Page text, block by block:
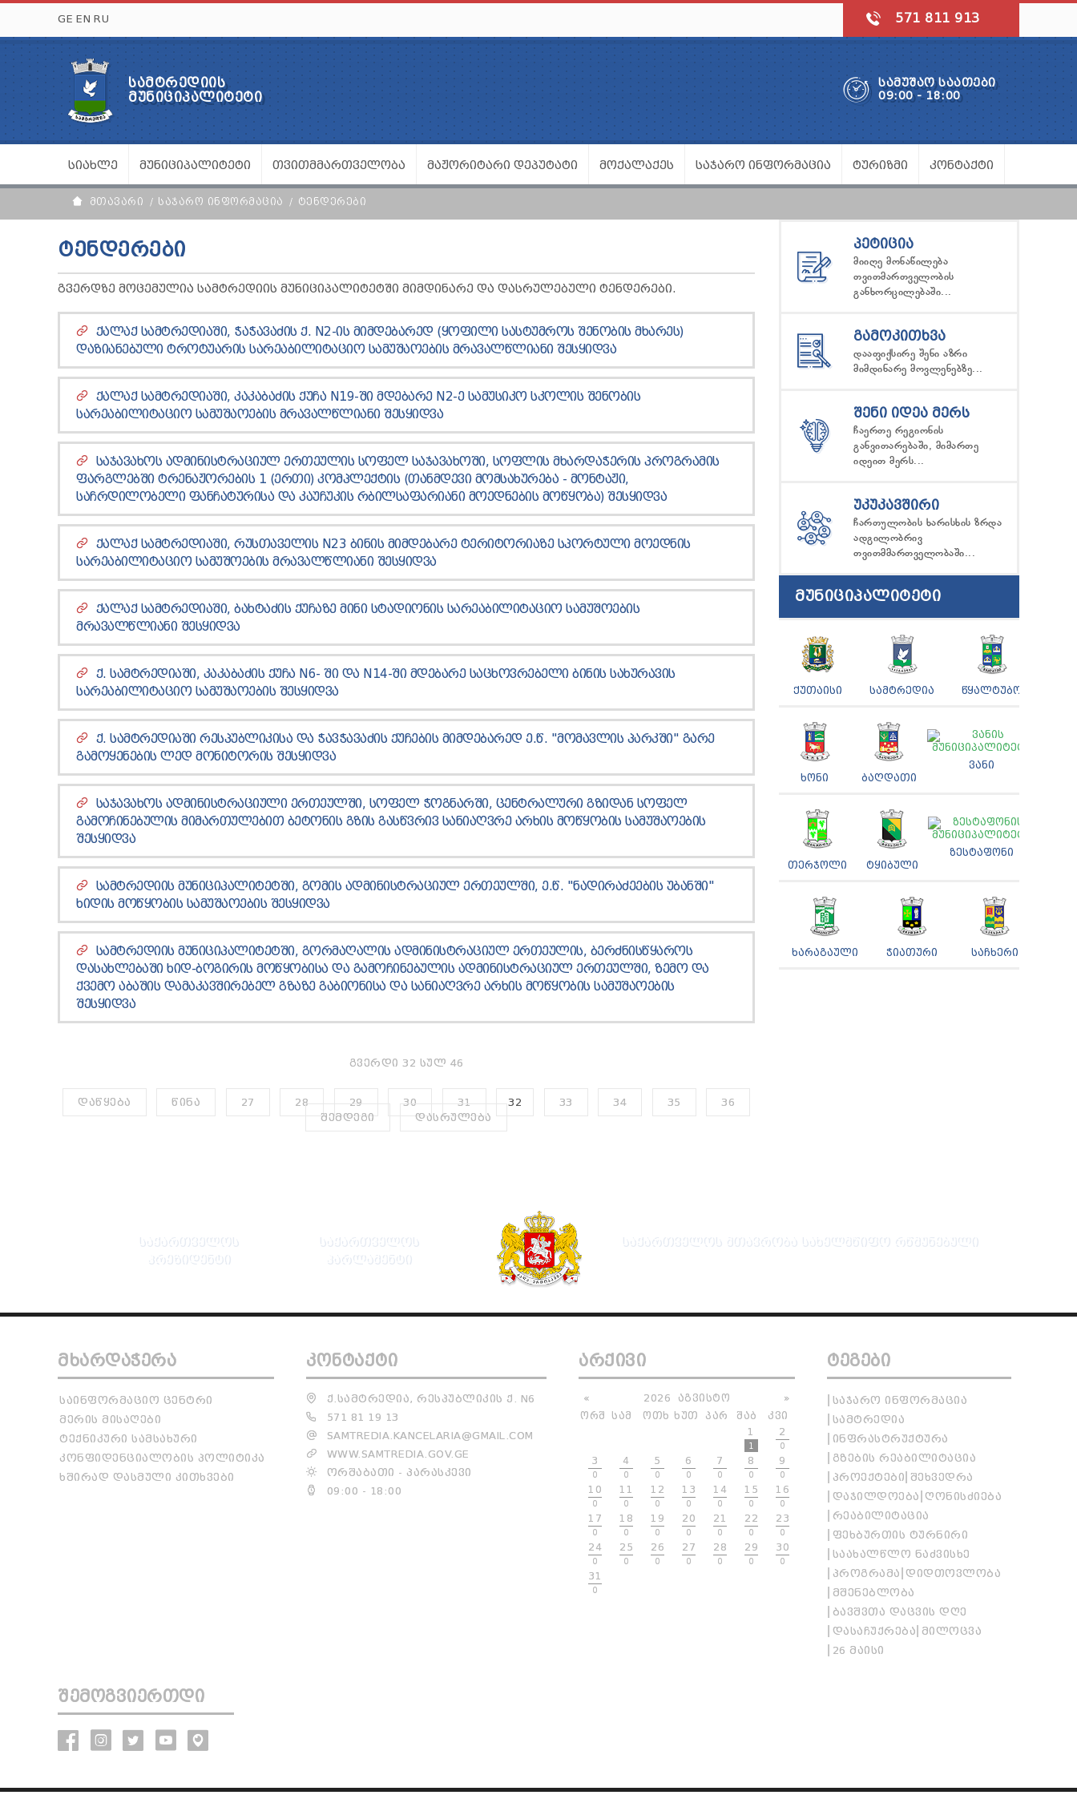
GE EN RU 571 811 913
ᲡᲐᲛᲢᲠᲔᲓᲘᲘᲡ
ᲛᲣᲜᲘᲪᲘᲞᲐᲚᲘᲢᲔᲢᲘ
ᲡᲐᲛᲣᲨᲐᲝ ᲡᲐᲐᲗᲔᲑᲘ
09:00 - 18:00
ᲡᲘᲐᲮᲚᲔ ᲛᲣᲜᲘᲪᲘᲞᲐᲚᲘᲢᲔᲢᲘ ᲗᲕᲘᲗᲛᲛᲐᲠᲗᲕᲔᲚᲝᲑᲐ ᲛᲐᲟᲝᲠᲘᲢᲐᲠᲘ ᲓᲔᲞᲣᲢᲐᲢᲘ ᲛᲝᲥᲐᲚᲐᲥᲔᲡ ᲡᲐᲯᲐᲠᲝ ᲘᲜᲤᲝᲠᲛᲐᲪᲘᲐ ᲢᲣᲠᲘᲖᲛᲘ ᲙᲝᲜᲢᲐᲥᲢᲘ
ᲛᲗᲐᲕᲐᲠᲘ ᲡᲐᲯᲐᲠᲝ ᲘᲜᲤᲝᲠᲛᲐᲪᲘᲐ ᲢᲔᲜᲓᲔᲠᲔᲑᲘ
ᲢᲔᲜᲓᲔᲠᲔᲑᲘ
ᲒᲕᲔᲠᲓᲖᲔ ᲛᲝᲪᲔᲛᲣᲚᲘᲐ ᲡᲐᲛᲢᲠᲔᲓᲘᲘᲡ ᲛᲣᲜᲘᲪᲘᲞᲐᲚᲘᲢᲔᲢᲨᲘ ᲛᲘᲛᲓᲘᲜᲐᲠᲔ ᲓᲐ ᲓᲐᲡᲠᲣᲚᲔᲑᲣᲚᲘ ᲢᲔᲜᲓᲔᲠᲔᲑᲘ.
ᲥᲐᲚᲐᲥ ᲡᲐᲛᲢᲠᲔᲓᲘᲐᲨᲘ, ᲭᲐᲭᲐᲕᲐᲫᲘᲡ Ქ. N2-ᲘᲡ ᲛᲘᲛᲓᲔᲑᲐᲠᲔᲓ (ᲧᲝᲤᲘᲚᲘ ᲡᲐᲡᲢᲣᲛᲠᲝᲡ ᲨᲔᲜᲝᲑᲘᲡ ᲛᲮᲐᲠᲔᲡ)
ᲓᲐᲖᲘᲐᲜᲔᲑᲣᲚᲘ ᲢᲠᲝᲢᲣᲐᲠᲘᲡ ᲡᲐᲠᲔᲐᲑᲘᲚᲘᲢᲐᲪᲘᲝ ᲡᲐᲛᲣᲨᲐᲝᲔᲑᲘᲡ ᲛᲠᲐᲕᲐᲚᲬᲚᲘᲐᲜᲘ ᲨᲔᲡᲧᲘᲓᲕᲐ
ᲥᲐᲚᲐᲥ ᲡᲐᲛᲢᲠᲔᲓᲘᲐᲨᲘ, ᲙᲐᲙᲐᲑᲐᲫᲘᲡ ᲥᲣᲩᲐ N19-ᲨᲘ ᲛᲓᲔᲑᲐᲠᲔ N2-Ე ᲡᲐᲛᲣᲡᲘᲙᲝ ᲡᲙᲝᲚᲘᲡ ᲨᲔᲜᲝᲑᲘᲡ
ᲡᲐᲠᲔᲐᲑᲘᲚᲘᲢᲐᲪᲘᲝ ᲡᲐᲛᲣᲨᲐᲝᲔᲑᲘᲡ ᲛᲠᲐᲕᲐᲚᲬᲚᲘᲐᲜᲘ ᲨᲔᲡᲧᲘᲓᲕᲐ
ᲡᲐᲯᲐᲕᲐᲮᲝᲡ ᲐᲓᲛᲘᲜᲘᲡᲢᲠᲐᲪᲘᲣᲚ ᲔᲠᲗᲔᲣᲚᲘᲡ ᲡᲝᲤᲔᲚ ᲡᲐᲯᲐᲕᲐᲮᲝᲨᲘ, ᲡᲝᲤᲚᲘᲡ ᲛᲮᲐᲠᲓᲐᲭᲔᲠᲘᲡ ᲞᲠᲝᲒᲠᲐᲛᲘᲡ
ᲤᲐᲠᲒᲚᲔᲑᲨᲘ ᲢᲠᲔᲜᲐᲟᲝᲠᲔᲑᲘᲡ 1 (ᲔᲠᲗᲘ) ᲙᲝᲛᲞᲚᲔᲥᲢᲘᲡ (ᲗᲐᲜᲛᲓᲔᲕᲘ ᲛᲝᲛᲡᲐᲮᲣᲠᲔᲑᲐ - ᲛᲝᲜᲢᲐᲟᲘ,
ᲡᲐᲩᲠᲓᲘᲚᲝᲑᲔᲚᲘ ᲤᲐᲜᲩᲐᲢᲣᲠᲘᲡᲐ ᲓᲐ ᲙᲐᲣᲩᲣᲙᲘᲡ ᲠᲑᲘᲚᲡᲐᲤᲐᲠᲘᲐᲜᲘ ᲛᲝᲔᲓᲜᲔᲑᲘᲡ ᲛᲝᲬᲧᲝᲑᲐ) ᲨᲔᲡᲧᲘᲓᲕᲐ
ᲥᲐᲚᲐᲥ ᲡᲐᲛᲢᲠᲔᲓᲘᲐᲨᲘ, ᲠᲣᲡᲗᲐᲕᲔᲚᲘᲡ N23 ᲑᲘᲜᲘᲡ ᲛᲘᲛᲓᲔᲑᲐᲠᲔ ᲢᲔᲠᲘᲢᲝᲠᲘᲐᲖᲔ ᲡᲞᲝᲠᲢᲣᲚᲘ ᲛᲝᲔᲓᲜᲘᲡ
ᲡᲐᲠᲔᲐᲑᲘᲚᲘᲢᲐᲪᲘᲝ ᲡᲐᲛᲣᲨᲝᲔᲑᲘᲡ ᲛᲠᲐᲕᲐᲚᲬᲚᲘᲐᲜᲘ ᲨᲔᲡᲧᲘᲓᲕᲐ
ᲥᲐᲚᲐᲥ ᲡᲐᲛᲢᲠᲔᲓᲘᲐᲨᲘ, ᲑᲐᲮᲢᲐᲫᲘᲡ ᲥᲣᲩᲐᲖᲔ ᲛᲘᲜᲘ ᲡᲢᲐᲓᲘᲝᲜᲘᲡ ᲡᲐᲠᲔᲐᲑᲘᲚᲘᲢᲐᲪᲘᲝ ᲡᲐᲛᲣᲨᲝᲔᲑᲘᲡ
ᲛᲠᲐᲕᲐᲚᲬᲚᲘᲐᲜᲘ ᲨᲔᲡᲧᲘᲓᲕᲐ
Ქ. ᲡᲐᲛᲢᲠᲔᲓᲘᲐᲨᲘ, ᲙᲐᲙᲐᲑᲐᲫᲘᲡ ᲥᲣᲩᲐ N6- ᲨᲘ ᲓᲐ N14-ᲨᲘ ᲛᲓᲔᲑᲐᲠᲔ ᲡᲐᲪᲮᲝᲕᲠᲔᲑᲔᲚᲘ ᲑᲘᲜᲘᲡ ᲡᲐᲮᲣᲠᲐᲕᲘᲡ
ᲡᲐᲠᲔᲐᲑᲘᲚᲘᲢᲐᲪᲘᲝ ᲡᲐᲛᲣᲨᲐᲝᲔᲑᲘᲡ ᲨᲔᲡᲧᲘᲓᲕᲐ
Ქ. ᲡᲐᲛᲢᲠᲔᲓᲘᲐᲨᲘ ᲠᲔᲡᲞᲣᲑᲚᲘᲙᲘᲡᲐ ᲓᲐ ᲭᲐᲕᲭᲐᲕᲐᲫᲘᲡ ᲥᲣᲩᲔᲑᲘᲡ ᲛᲘᲛᲓᲔᲑᲐᲠᲔᲓ Ე.Წ. "ᲛᲝᲛᲐᲕᲚᲘᲡ ᲞᲐᲠᲙᲨᲘ" ᲒᲐᲠᲔ
ᲒᲐᲛᲝᲧᲔᲜᲔᲑᲘᲡ ᲚᲔᲓ ᲛᲝᲜᲘᲢᲝᲠᲘᲡ ᲨᲔᲡᲧᲘᲓᲕᲐ
ᲡᲐᲯᲐᲕᲐᲮᲝᲡ ᲐᲓᲛᲘᲜᲘᲡᲢᲠᲐᲪᲘᲣᲚᲘ ᲔᲠᲗᲔᲣᲚᲨᲘ, ᲡᲝᲤᲔᲚ ᲭᲝᲒᲜᲐᲠᲨᲘ, ᲪᲔᲜᲢᲠᲐᲚᲣᲠᲘ ᲒᲖᲘᲓᲐᲜ ᲡᲝᲤᲔᲚ
ᲒᲐᲛᲝᲩᲘᲜᲔᲑᲣᲚᲘᲡ ᲛᲘᲛᲐᲠᲗᲣᲚᲔᲑᲘᲗ ᲑᲔᲢᲝᲜᲘᲡ ᲒᲖᲘᲡ ᲒᲐᲡᲬᲕᲠᲘᲕ ᲡᲐᲜᲘᲐᲦᲕᲠᲔ ᲐᲠᲮᲘᲡ ᲛᲝᲬᲧᲝᲑᲘᲡ ᲡᲐᲛᲣᲨᲐᲝᲔᲑᲘᲡ
ᲨᲔᲡᲧᲘᲓᲕᲐ
ᲡᲐᲛᲢᲠᲔᲓᲘᲘᲡ ᲛᲣᲜᲘᲪᲘᲞᲐᲚᲘᲢᲔᲢᲨᲘ, ᲒᲝᲛᲘᲡ ᲐᲓᲛᲘᲜᲘᲡᲢᲠᲐᲪᲘᲣᲚ ᲔᲠᲗᲔᲣᲚᲨᲘ, Ე.Წ. "ᲜᲐᲓᲘᲠᲐᲫᲔᲔᲑᲘᲡ ᲣᲑᲐᲜᲨᲘ"
ᲮᲘᲓᲘᲡ ᲛᲝᲬᲧᲝᲑᲘᲡ ᲡᲐᲛᲣᲨᲐᲝᲔᲑᲘᲡ ᲨᲔᲡᲧᲘᲓᲕᲐ
ᲡᲐᲛᲢᲠᲔᲓᲘᲘᲡ ᲛᲣᲜᲘᲪᲘᲞᲐᲚᲘᲢᲔᲢᲨᲘ, ᲒᲝᲠᲛᲐᲦᲐᲚᲘᲡ ᲐᲓᲛᲘᲜᲘᲡᲢᲠᲐᲪᲘᲣᲚ ᲔᲠᲗᲔᲣᲚᲘᲡ, ᲑᲔᲠᲫᲜᲘᲡᲬᲧᲐᲠᲝᲡ
ᲓᲐᲡᲐᲮᲚᲔᲑᲐᲨᲘ ᲮᲘᲓ-ᲑᲝᲒᲘᲠᲘᲡ ᲛᲝᲬᲧᲝᲑᲘᲡᲐ ᲓᲐ ᲒᲐᲛᲝᲩᲘᲜᲔᲑᲣᲚᲘᲡ ᲐᲓᲛᲘᲜᲘᲡᲢᲠᲐᲪᲘᲣᲚ ᲔᲠᲗᲔᲣᲚᲨᲘ, ᲖᲔᲛᲝ ᲓᲐ
ᲥᲕᲔᲛᲝ ᲐᲑᲐᲨᲘᲡ ᲓᲐᲛᲐᲙᲐᲕᲨᲘᲠᲔᲑᲔᲚ ᲒᲖᲐᲖᲔ ᲒᲐᲑᲘᲝᲜᲘᲡᲐ ᲓᲐ ᲡᲐᲜᲘᲐᲦᲕᲠᲔ ᲐᲠᲮᲘᲡ ᲛᲝᲬᲧᲝᲑᲘᲡ ᲡᲐᲛᲣᲨᲐᲝᲔᲑᲘᲡ
ᲨᲔᲡᲧᲘᲓᲕᲐ
ᲒᲕᲔᲠᲓᲘ 32 ᲡᲣᲚ 46
ᲓᲐᲬᲧᲔᲑᲐ ᲬᲘᲜᲐ 27 28 29 30 31 32 33 34 35
36
ᲨᲔᲛᲓᲔᲒᲘ
ᲓᲐᲡᲠᲣᲚᲔᲑᲐ
ᲞᲔᲢᲘᲪᲘᲐ
მიიღე მონაწილება
თვითმართველობის
განხორცილებაში...
ᲒᲐᲛᲝᲙᲘᲗᲮᲕᲐ
დააფიქსირე შენი აზრი
მიმდინარე მოვლენებზე...
ᲨᲔᲜᲘ ᲘᲓᲔᲐ ᲛᲔᲠᲡ
ჩაერთე რეგიონის
განვითარებაში, მიმართე
იდეით მერს...
ᲣᲙᲣᲙᲐᲕᲨᲘᲠᲘ
ჩართულობის ხარისხის ზრდა
ადგილობრივ
თვითმმართველობაში...
ᲛᲣᲜᲘᲪᲘᲞᲐᲚᲘᲢᲔᲢᲘ
ᲥᲣᲗᲐᲘᲡᲘ ᲡᲐᲛᲢᲠᲔᲓᲘᲐ ᲬᲧᲐᲚᲢᲣᲑᲝ
ᲮᲝᲜᲘ ᲑᲐᲦᲓᲐᲗᲘ
ᲕᲐᲜᲘ
ᲗᲔᲠᲯᲝᲚᲘ ᲢᲧᲘᲑᲣᲚᲘ
ᲖᲔᲡᲢᲐᲤᲝᲜᲘ
ᲮᲐᲠᲐᲒᲐᲣᲚᲘ ᲭᲘᲐᲗᲣᲠᲘ ᲡᲐᲩᲮᲔᲠᲘ
ᲡᲐᲥᲐᲠᲗᲕᲔᲚᲝᲡ
ᲞᲠᲔᲖᲘᲓᲔᲜᲢᲘ
ᲡᲐᲥᲐᲠᲗᲕᲔᲚᲝᲡ
ᲞᲐᲠᲚᲐᲛᲔᲜᲢᲘ
ᲡᲐᲥᲐᲠᲗᲕᲔᲚᲝᲡ ᲛᲗᲐᲕᲠᲝᲑᲐ ᲡᲐᲮᲔᲚᲛᲬᲘᲤᲝ ᲠᲬᲛᲣᲜᲔᲑᲣᲚᲘ
ᲛᲮᲐᲠᲓᲐᲭᲔᲠᲐ
ᲡᲐᲘᲜᲤᲝᲠᲛᲐᲪᲘᲝ ᲪᲔᲜᲢᲠᲘ
ᲛᲔᲠᲘᲡ ᲛᲘᲡᲐᲦᲔᲑᲘ
ᲢᲔᲥᲜᲘᲙᲣᲠᲘ ᲡᲐᲛᲡᲐᲮᲣᲠᲘ
ᲙᲝᲜᲤᲘᲓᲔᲜᲪᲘᲐᲚᲝᲑᲘᲡ ᲞᲝᲚᲘᲢᲘᲙᲐ
ᲮᲨᲘᲠᲐᲓ ᲓᲐᲡᲛᲣᲚᲘ ᲙᲘᲗᲮᲕᲔᲑᲘ
ᲙᲝᲜᲢᲐᲥᲢᲘ
Ქ.ᲡᲐᲛᲢᲠᲔᲓᲘᲐ, ᲠᲔᲡᲞᲣᲑᲚᲘᲙᲘᲡ Ქ. N6
571 81 19 13
SAMTREDIA.KANCELARIA@GMAIL.COM
WWW.SAMTREDIA.GOV.GE
ᲝᲠᲨᲐᲑᲐᲗᲘ - ᲞᲐᲠᲐᲡᲙᲔᲕᲘ
09:00 - 18:00
ᲐᲠᲥᲘᲕᲘ
« »
2026
ᲐᲒᲕᲘᲡᲢᲝ
ᲝᲠᲨ
ᲡᲐᲛ ᲝᲗᲮ ᲮᲣᲗ ᲞᲐᲠ ᲨᲐᲑ
ᲙᲕᲘ
1
1
2
0
3
0
4
0
5
0
6
0
7
0
8
0
9
0
10
0
11
0
12
0
13
0
14
0
15
0
16
0
17
0
18
0
19
0
20
0
21
0
22
0
23
0
24
0
25
0
26
0
27
0
28
0
29
0
30
0
31
0
ᲢᲔᲒᲔᲑᲘ
ᲡᲐᲯᲐᲠᲝ ᲘᲜᲤᲝᲠᲛᲐᲪᲘᲐ
ᲡᲐᲛᲢᲠᲔᲓᲘᲐ
ᲘᲜᲤᲠᲐᲡᲢᲠᲣᲥᲢᲣᲠᲐ
ᲒᲖᲔᲑᲘᲡ ᲠᲔᲐᲑᲘᲚᲘᲢᲐᲪᲘᲐ
ᲞᲠᲝᲔᲥᲢᲔᲑᲘ ᲨᲔᲮᲕᲔᲓᲠᲐ
ᲓᲐᲯᲘᲚᲓᲝᲔᲑᲐ ᲦᲝᲜᲘᲡᲫᲘᲔᲑᲐ
ᲠᲔᲐᲑᲘᲚᲘᲢᲐᲪᲘᲐ
ᲤᲔᲮᲑᲣᲠᲗᲘᲡ ᲢᲣᲠᲜᲘᲠᲘ
ᲡᲐᲐᲮᲐᲚᲬᲚᲝ ᲜᲐᲫᲕᲘᲡᲮᲔ
ᲞᲠᲝᲒᲠᲐᲛᲐ ᲓᲘᲓᲗᲝᲕᲚᲝᲑᲐ
ᲛᲨᲔᲜᲔᲑᲚᲝᲑᲐ
ᲑᲐᲕᲨᲕᲗᲐ ᲓᲐᲪᲕᲘᲡ ᲓᲦᲔ
ᲓᲐᲡᲐᲩᲣᲥᲠᲔᲑᲐ ᲛᲘᲚᲝᲪᲕᲐ
26 ᲛᲐᲘᲡᲘ
ᲨᲔᲛᲝᲒᲕᲘᲔᲠᲗᲓᲘ